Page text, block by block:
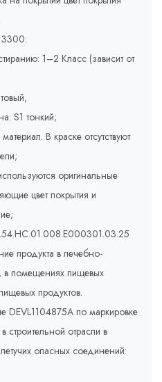
1–2 Класс (зависит от
S1 тонкий;
В краске отсутствуют
оригинальные
цвет покрытия и
продукта в лечебно-
в помещениях пищевых
продуктов.
DEVL1104875A по маркировке
строительной отрасли в
опасных соединений: